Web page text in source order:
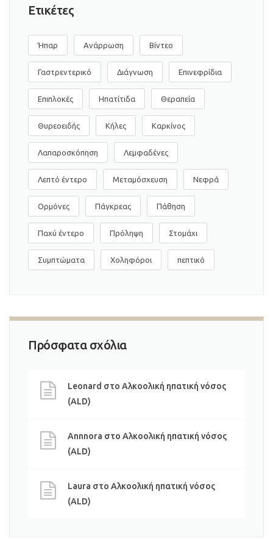
Ετικέτες
Ήπαρ Ανάρρωση Βίντεο
Γαστρεντερικό Διάγνωση Επινεφρίδια
Επιπλοκές Ηπατίτιδα Θεραπεία
Θυρεοειδής Κήλες Καρκίνος
Λαπαροσκόπηση Λεμφαδένες
Λεπτό έντερο Μεταμόσχευση Νεφρά
Ορμόνες Πάγκρεας Πάθηση
Παχύ έντερο Πρόληψη Στομάχι
Συμπτώματα Χοληφόροι πεπτικό
Πρόσφατα σχόλια
Leonard στο Αλκοολική ηπατική νόσος
(ALD)
Annnora στο Αλκοολική ηπατική νόσος
(ALD)
Laura στο Αλκοολική ηπατική νόσος
(ALD)